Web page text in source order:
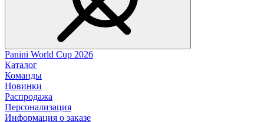
Panini World Cup 2026
Каталог
Команды
Новинки
Распродажа
Персонализация
Информация о заказе